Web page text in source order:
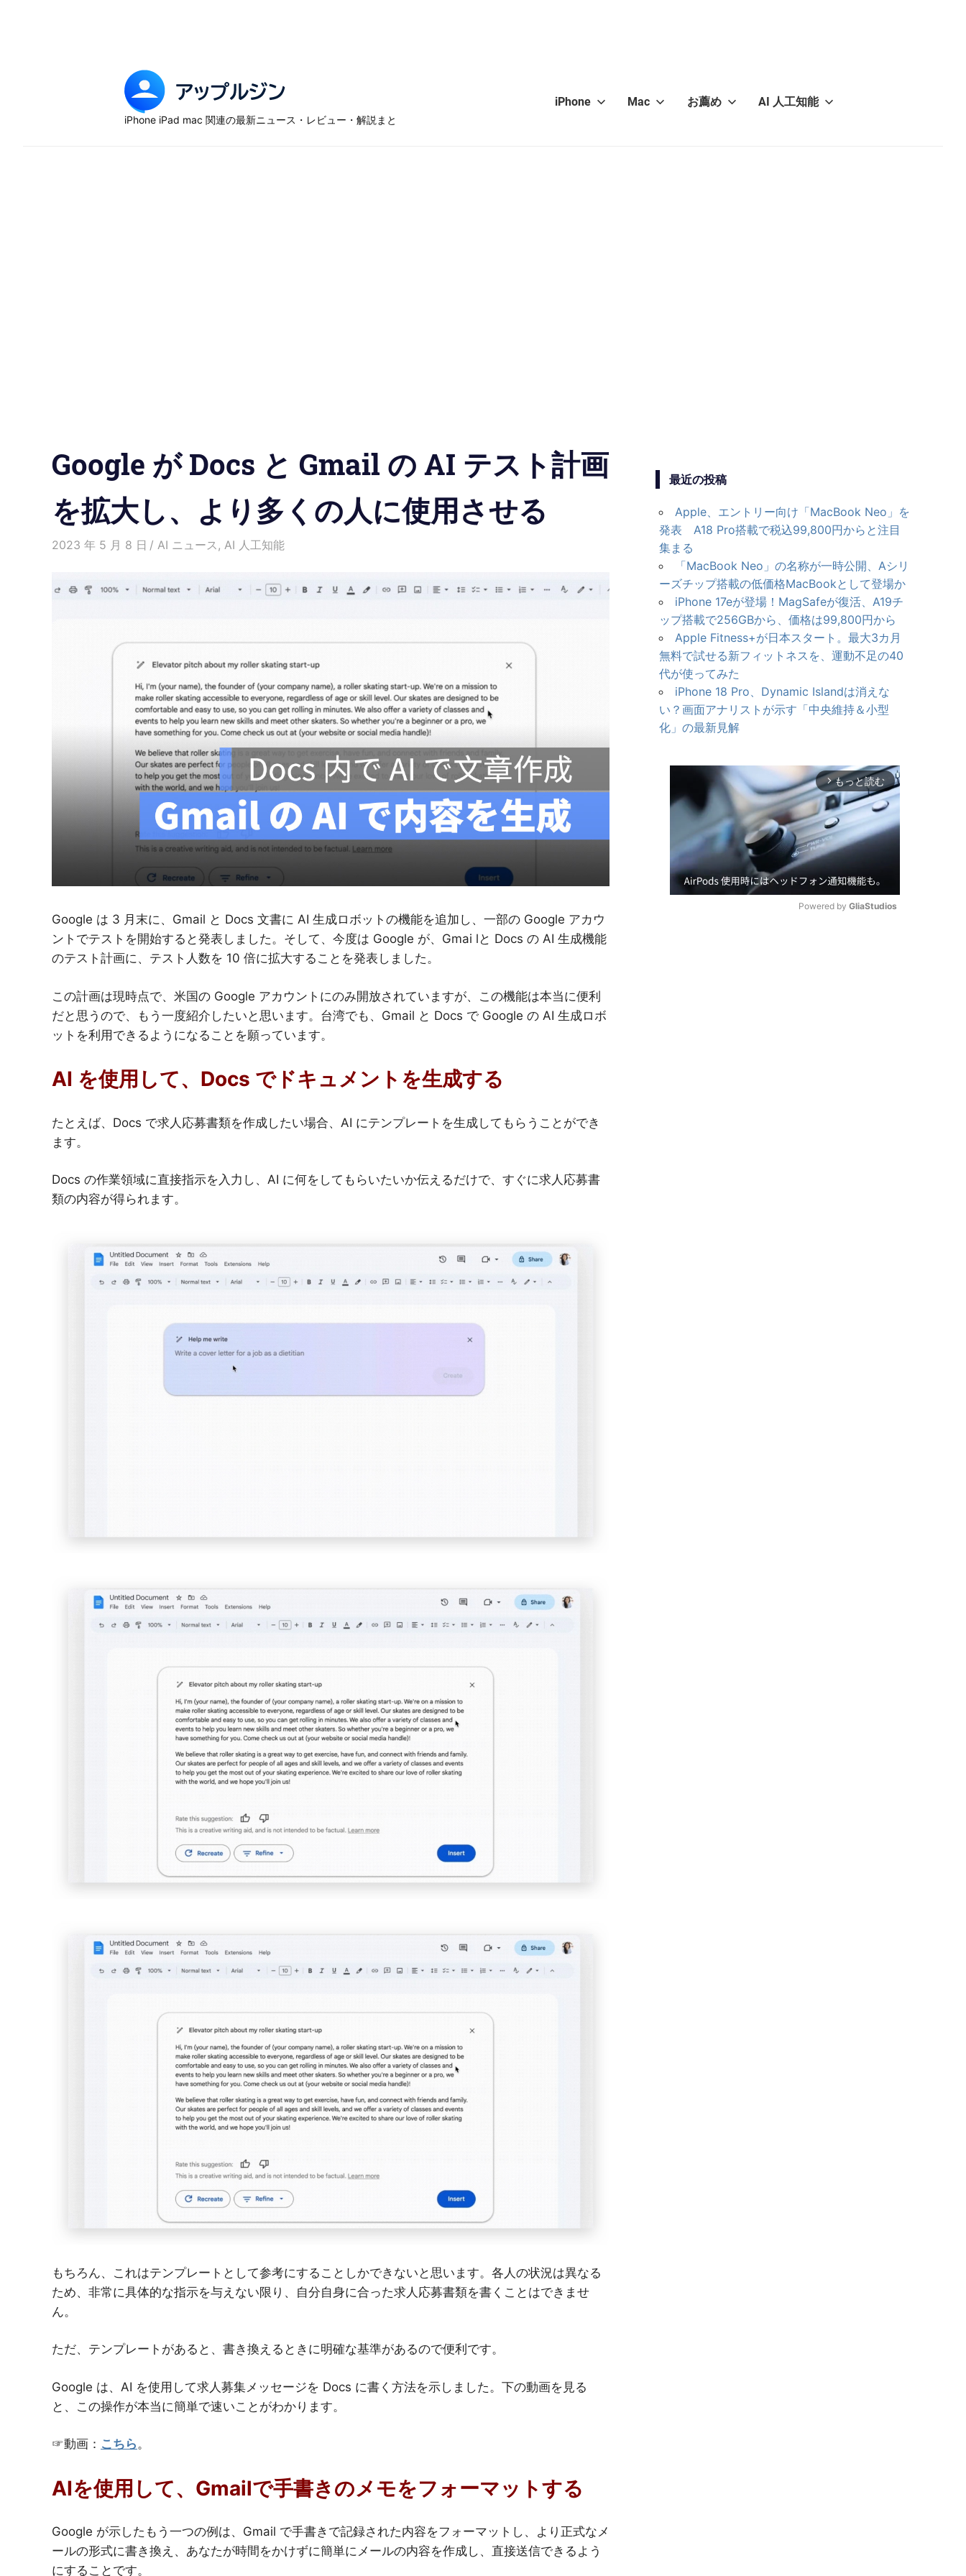
ッ
と
便
利
機
紹
介
iPhone iPad mac 関連の最新ニュース・レビュー・解説まと
iPhone Mac お薦め AI 人工知能
Google が Docs と Gmail の AI テスト計画
を拡大し、より多くの人に使用させる
2023 年 5 月 8 日 Kenny
AI ニュース , AI 人工知能
Google は 3 月末に、Gmail と Docs 文書に AI 生成ロボットの機能を追加し、一部の Google アカウ
ントでテストを開始すると発表しました。そして、今度は Google が、Gmai lと Docs の AI 生成機能
のテスト計画に、テスト人数を 10 倍に拡大することを発表しました。
この計画は現時点で、米国の Google アカウントにのみ開放されていますが、この機能は本当に便利
だと思うので、もう一度紹介したいと思います。台湾でも、Gmail と Docs で Google の AI 生成ロボ
ットを利用できるようになることを願っています。
AI を使用して、Docs でドキュメントを生成する
たとえば、Docs で求人応募書類を作成したい場合、AI にテンプレートを生成してもらうことができ
ます。
Docs の作業領域に直接指示を入力し、AI に何をしてもらいたいか伝えるだけで、すぐに求人応募書
類の内容が得られます。
もちろん、これはテンプレートとして参考にすることしかできないと思います。各人の状況は異なる
ため、非常に具体的な指示を与えない限り、自分自身に合った求人応募書類を書くことはできませ
ん。
ただ、テンプレートがあると、書き換えるときに明確な基準があるので便利です。
Google は、AI を使用して求人募集メッセージを Docs に書く方法を示しました。下の動画を見る
と、この操作が本当に簡単で速いことがわかります。
☞動画： こちら。
AIを使用して、Gmailで手書きのメモをフォーマットする
Google が示したもう一つの例は、Gmail で手書きで記録された内容をフォーマットし、より正式なメ
ールの形式に書き換え、あなたが時間をかけずに簡単にメールの内容を作成し、直接送信できるよう
にすることです。
最近の投稿
Apple、エントリー向け「MacBook Neo」を
発表 A18 Pro搭載で税込99,800円からと注目
集まる
「MacBook Neo」の名称が一時公開、Aシリ
ーズチップ搭載の低価格MacBookとして登場か
iPhone 17eが登場！MagSafeが復活、A19チ
ップ搭載で256GBから、価格は99,800円から
Apple Fitness+が日本スタート。最大3カ月
無料で試せる新フィットネスを、運動不足の40
代が使ってみた
iPhone 18 Pro、Dynamic Islandは消えな
い？画面アナリストが示す「中央維持＆小型
化」の最新見解
arrow_forward_ios もっと読む
Powered by GliaStudios